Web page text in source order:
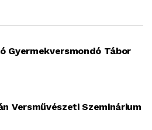
Gyermekversmondó Tábor
Versművészeti Szeminárium